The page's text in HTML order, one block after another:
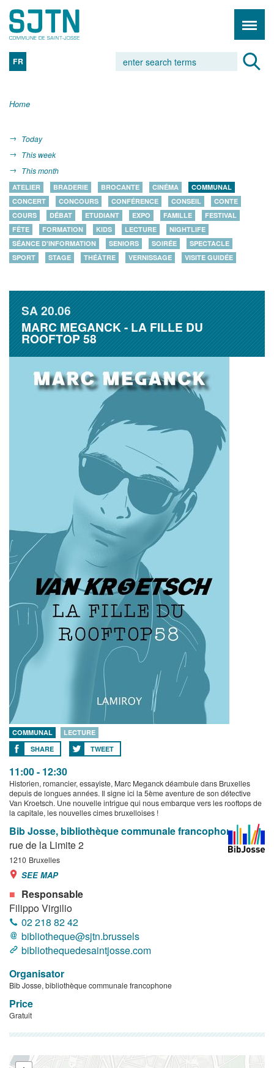
FR
Home
Today
This week
This month
ATELIER BRADERIE BROCANTE CINÉMA
COMMUNAL
CONCERT
CONCOURS CONFÉRENCE CONSEIL
CONTE
COURS
DÉBAT ETUDIANT EXPO FAMILLE
FESTIVAL
FÊTE
FORMATION KIDS LECTURE
NIGHTLIFE
SÉANCE D'INFORMATION
SENIORS SOIRÉE
SPECTACLE
SPORT
STAGE THÉÂTRE VERNISSAGE VISITE GUIDÉE
SA20.06
MARC MEGANCK - LA FILLE DU
ROOFTOP 58
COMMUNAL
LECTURE
SHARE
TWEET
11:00 - 12:30
Historien, romancier, essayiste, Marc Meganck déambule dans Bruxelles
depuis de longues années. Il signe ici la 5ème aventure de son détective
Van Kroetsch. Une nouvelle intrigue qui nous embarque vers les rooftops de
la capitale, les nouvelles cimes bruxelloises !
Bib Josse, bibliothèque communale francophone
rue de la Limite 2
1210 Bruxelles
SEE MAP
Responsable
Filippo Virgilio
02 218 82 42
bibliotheque@sjtn.brussels
bibliothequedesaintjosse.com
Organisator
Bib Josse, bibliothèque communale francophone
Price
Gratuit